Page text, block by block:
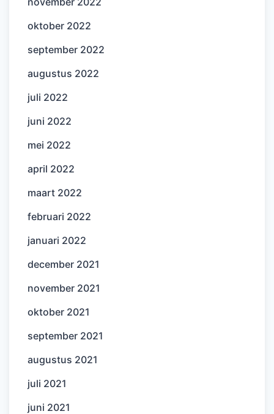
oktober 2022
september 2022
augustus 2022
juli 2022
juni 2022
mei 2022
april 2022
maart 2022
februari 2022
januari 2022
december 2021
november 2021
oktober 2021
september 2021
augustus 2021
juli 2021
juni 2021